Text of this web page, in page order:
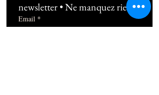
newsletter • Ne manquez rien !
Email *